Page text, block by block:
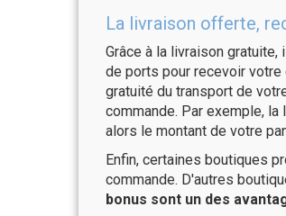
La livraison offerte,
Grâce à la livraison
de ports pour recevoir votre
gratuité du transport de
commande. Par exemple,
alors le montant de votre
Enfin, certaines boutiques
commande. D'autres
bonus sont un des